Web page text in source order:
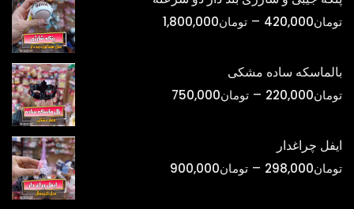
تومان420,000
– تومان1,800,000محدوده
تومان420,000
بالماسکه ساده مشکی
تومان220,000
– تومان750,000
تومان750,000
ایفل چراغدار
تومان298,000
– تومان900,000